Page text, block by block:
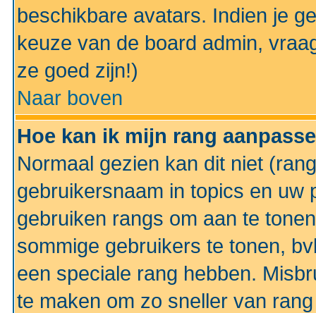
beschikbare avatars. Indien je
keuze van de board admin,
ze goed zijn!)
Naar boven
Hoe kan ik mijn rang
Normaal gezien kan dit niet
gebruikersnaam in topics en uw
gebruiken rangs om aan te
sommige gebruikers te tonen,
een speciale rang hebben.
te maken om zo sneller van